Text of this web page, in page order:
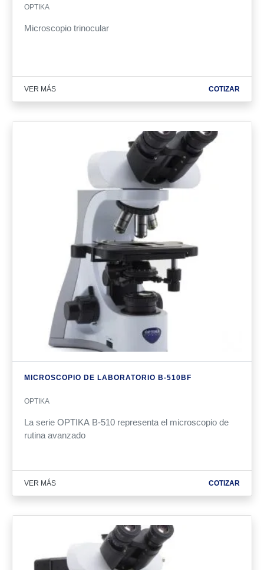
OPTIKA
Microscopio trinocular
VER MÁS COTIZAR
MICROSCOPIO DE LABORATORIO B-510BF
OPTIKA
La serie OPTIKA B-510 representa el microscopio de
rutina avanzado
VER MÁS COTIZAR